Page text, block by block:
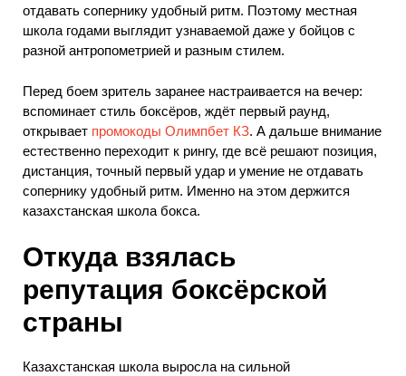
отдавать сопернику удобный ритм. Поэтому местная
школа годами выглядит узнаваемой даже у бойцов с
разной антропометрией и разным стилем.
Перед боем зритель заранее настраивается на вечер:
вспоминает стиль боксёров, ждёт первый раунд,
открывает промокоды Олимпбет КЗ. А дальше внимание
естественно переходит к рингу, где всё решают позиция,
дистанция, точный первый удар и умение не отдавать
сопернику удобный ритм. Именно на этом держится
казахстанская школа бокса.
Откуда взялась
репутация боксёрской
страны
Казахстанская школа выросла на сильной